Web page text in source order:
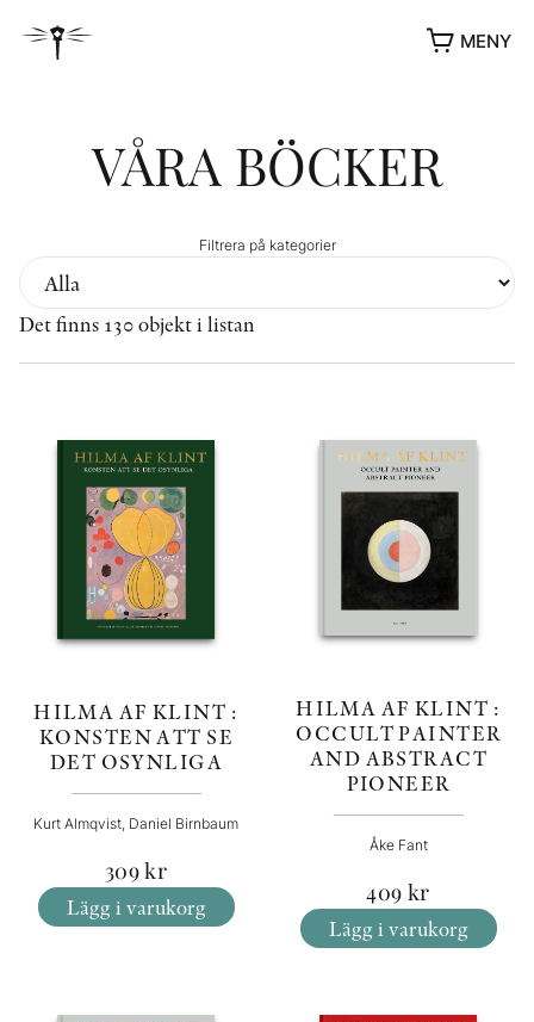
MENY
STOLPE STORIES
VIDEOGALLERI
UTMÄRKELSER
ÖVRIGA FORMAT
KONTAKT
PEER REVIEW-PROCESSEN
VÅRA BÖCKER
Filtrera på kategorier
Det finns 130 objekt i listan
HILMA AF KLINT :
KONSTEN ATT SE
DET OSYNLIGA
Kurt Almqvist, Daniel Birnbaum
309kr
Lägg i varukorg
HILMA AF KLINT :
OCCULT PAINTER
AND ABSTRACT
PIONEER
Åke Fant
409 kr
Lägg i varukorg